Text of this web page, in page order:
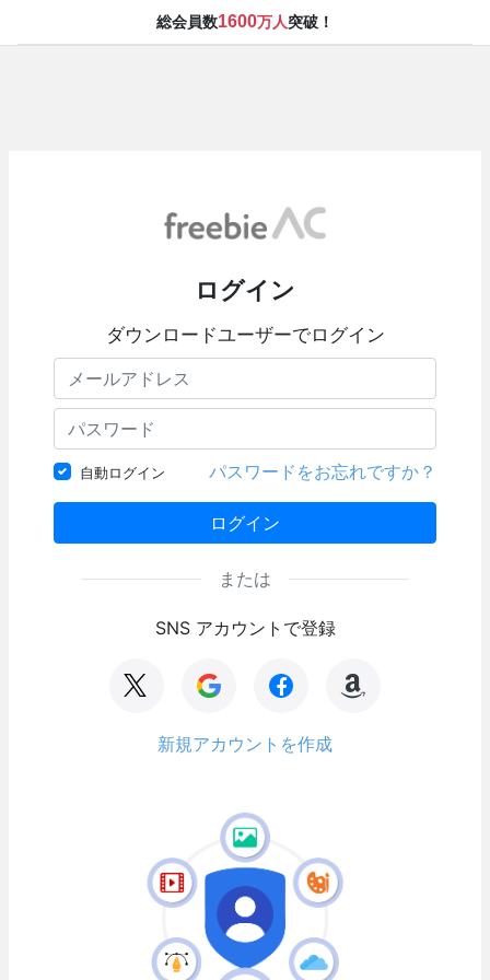
総会員数1600万人突破！
ログイン
ダウンロードユーザーでログイン
自動ログイン パスワードをお忘れですか？
ログイン
または
SNS アカウントで登録
新規アカウントを作成